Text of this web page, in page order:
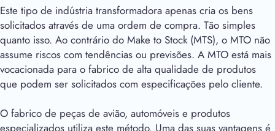
Este tipo de indústria transformadora apenas cria os bens
solicitados através de uma ordem de compra. Tão simples
quanto isso. Ao contrário do Make to Stock (MTS), o MTO não
assume riscos com tendências ou previsões. A MTO está mais
vocacionada para o fabrico de alta qualidade de produtos
que podem ser solicitados com especificações pelo cliente.
O fabrico de peças de avião, automóveis e produtos